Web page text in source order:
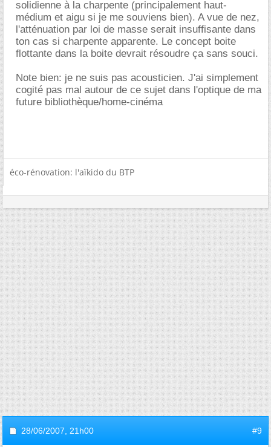
solidienne à la charpente (principalement haut-
médium et aigu si je me souviens bien). A vue de nez,
l'atténuation par loi de masse serait insuffisante dans
ton cas si charpente apparente. Le concept boite
flottante dans la boite devrait résoudre ça sans souci.
Note bien: je ne suis pas acousticien. J'ai simplement
cogité pas mal autour de ce sujet dans l'optique de ma
future bibliothèque/home-cinéma
éco-rénovation: l'aïkido du BTP
28/06/2007, 21h00 #9